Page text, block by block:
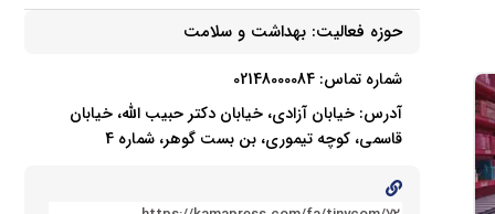
حوزه فعالیت:بهداشت و سلامت
شماره تماس: 02148000084
آدرس: خیابان آزادی، خیابان دکتر حبیب الله، خیابان
قاسمی، کوچه تیموری، بن بست گوهر، شماره 4